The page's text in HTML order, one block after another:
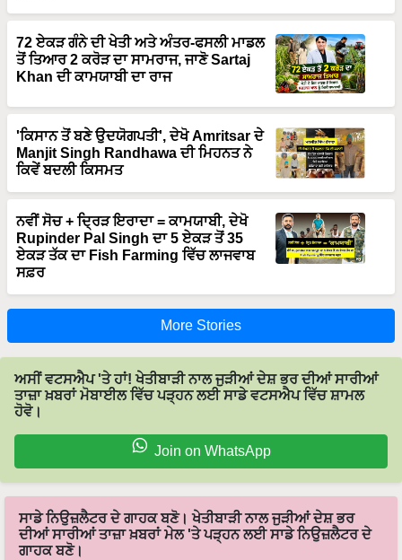
72 ਏਕੜ ਗੰਨੇ ਦੀ ਖੇਤੀ ਅਤੇ ਅੰਤਰ-ਫਸਲੀ ਮਾਡਲ
ਤੋਂ ਤਿਆਰ 2 ਕਰੋੜ ਦਾ ਸਾਮਰਾਜ, ਜਾਣੋ Sartaj
Khan ਦੀ ਕਾਮਯਾਬੀ ਦਾ ਰਾਜ
'ਕਿਸਾਨ ਤੋਂ ਬਣੇ ਉਦਯੋਗਪਤੀ', ਦੇਖੋ Amritsar ਦੇ
Manjit Singh Randhawa ਦੀ ਮਿਹਨਤ ਨੇ
ਕਿਵੇਂ ਬਦਲੀ ਕਿਸਮਤ
ਨਵੀਂ ਸੋਚ + ਦ੍ਰਿੜ ਇਰਾਦਾ = ਕਾਮਯਾਬੀ, ਦੇਖੋ
Rupinder Pal Singh ਦਾ 5 ਏਕੜ ਤੋਂ 35
ਏਕੜ ਤੱਕ ਦਾ Fish Farming ਵਿੱਚ ਲਾਜਵਾਬ
ਸਫ਼ਰ
More Stories
ਅਸੀਂ ਵਟਸਐਪ 'ਤੇ ਹਾਂ! ਖੇਤੀਬਾੜੀ ਨਾਲ ਜੁੜੀਆਂ ਦੇਸ਼ ਭਰ ਦੀਆਂ ਸਾਰੀਆਂ
ਤਾਜ਼ਾ ਖ਼ਬਰਾਂ ਮੋਬਾਈਲ ਵਿੱਚ ਪੜ੍ਹਨ ਲਈ ਸਾਡੇ ਵਟਸਐਪ ਵਿੱਚ ਸ਼ਾਮਲ
ਹੋਵੋ।
Join on WhatsApp
ਸਾਡੇ ਨਿਉਜ਼ਲੈਟਰ ਦੇ ਗਾਹਕ ਬਣੋ। ਖੇਤੀਬਾੜੀ ਨਾਲ ਜੁੜੀਆਂ ਦੇਸ਼ ਭਰ
ਦੀਆਂ ਸਾਰੀਆਂ ਤਾਜ਼ਾ ਖ਼ਬਰਾਂ ਮੇਲ 'ਤੇ ਪੜ੍ਹਨ ਲਈ ਸਾਡੇ ਨਿਉਜ਼ਲੈਟਰ ਦੇ
ਗਾਹਕ ਬਣੋ।